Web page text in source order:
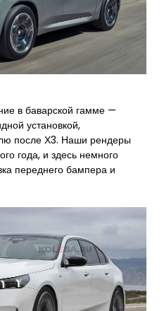
в баварской гамме —
установкой,
после Х3. Наши рендеры
года, и здесь немного
переднего бампера и